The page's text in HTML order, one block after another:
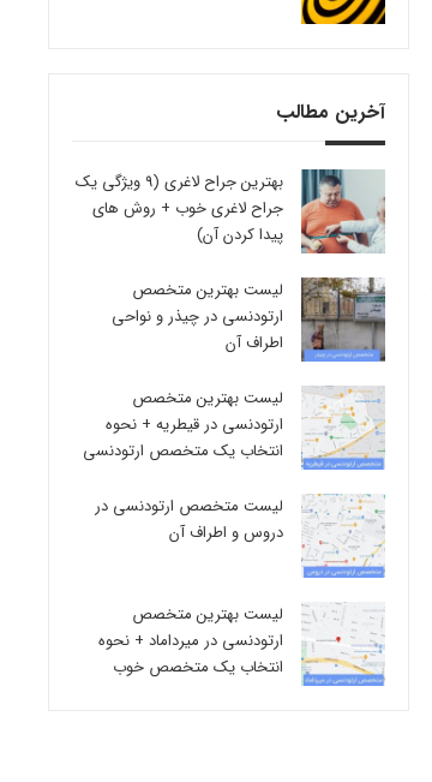
آخرین مطالب
بهترین جراح لاغری (9 ویژگی یک
جراح لاغری خوب + روش های
پیدا کردن آن)
لیست بهترین متخصص
ارتودنسی در چیذر و نواحی
اطراف آن
لیست بهترین متخصص
ارتودنسی در قیطریه + نحوه
انتخاب یک متخصص ارتودنسی
لیست متخصص ارتودنسی در
دروس و اطراف آن
لیست بهترین متخصص
ارتودنسی در میرداماد + نحوه
انتخاب یک متخصص خوب